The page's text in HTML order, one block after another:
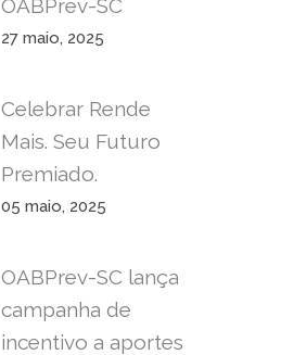
OABPrev-SC
27 maio, 2025
Celebrar Rende
Mais. Seu Futuro
Premiado.
05 maio, 2025
OABPrev-SC lança
campanha de
incentivo a aportes